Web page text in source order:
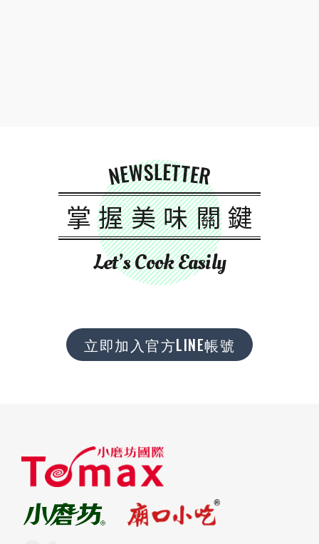
NEWSLETTER
掌握美味關鍵
Let’s Cook Easily
立即加入官方LINE帳號